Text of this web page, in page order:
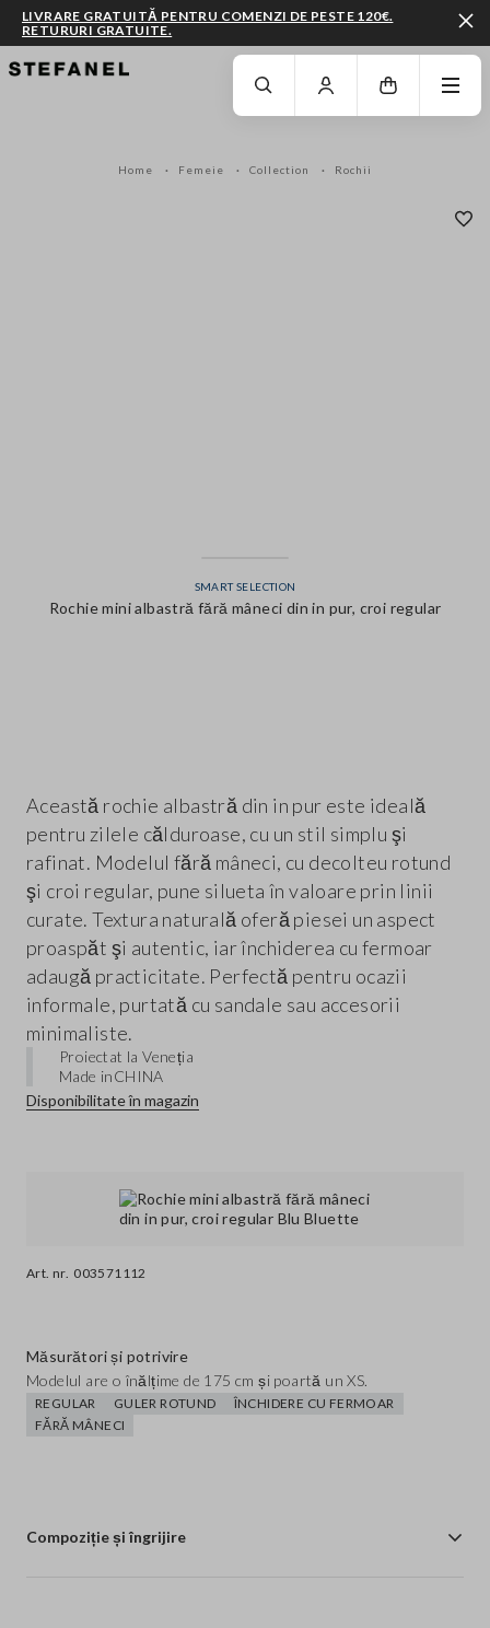
MERGI LA CONȚINUTUL PRINCIPALDERULEAZĂ ÎN JOS
LIVRARE GRATUITĂ PENTRU COMENZI DE PESTE 120€.
RETURURI GRATUITE.
Home Femeie Collection Rochii
SMART SELECTION
Rochie mini albastră fără mâneci din in pur, croi regular
Art. nr. 003571112
Această rochie albastră din in pur este ideală
pentru zilele călduroase, cu un stil simplu şi
rafinat. Modelul fără mâneci, cu decolteu rotund
şi croi regular, pune silueta în valoare prin linii
curate. Textura naturală oferă piesei un aspect
proaspăt şi autentic, iar închiderea cu fermoar
adaugă practicitate. Perfectă pentru ocazii
informale, purtată cu sandale sau accesorii
minimaliste.
Proiectat la Veneția
Made inCHINA
Disponibilitate în magazin
Măsurători și potrivire
Modelul are o înălțime de 175 cm și poartă un XS.
REGULAR GULER ROTUND
ÎNCHIDERE CU FERMOAR
FĂRĂ MÂNECI
Compoziție și îngrijire